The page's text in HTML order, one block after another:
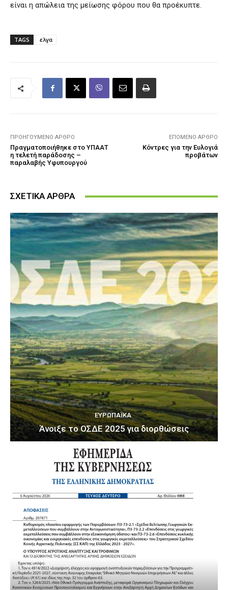
είναι η απώλεια της μείωσης φόρου που θα προέκυπτε.
TAGS ελγα
ΠΡΟΗΓΟΎΜΕΝΟ ΆΡΘΡΟ
Πραγματοποιήθηκε στο ΥΠΑΑΤ
η τελετή παράδοσης –
παραλαβής Υφυπουργού
ΕΠΌΜΕΝΟ ΆΡΘΡΟ
Κόντρες για την Ευλογιά
προβάτων
ΣΧΕΤΙΚΑ ΑΡΘΡΑ
ΕΥΡΩΠΑΪΚΆ
Άνοιξε το ΟΣΔΕ 2025 για διορθώσεις